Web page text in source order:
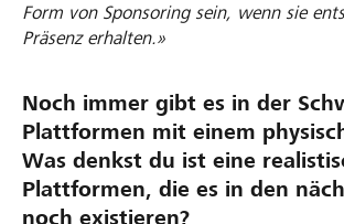
Form von Sponsoring sein, wenn sie
Präsenz erhalten.»
Noch immer gibt es in der
Plattformen mit einem
Was denkst du ist eine
Plattformen, die es in den
noch existieren?